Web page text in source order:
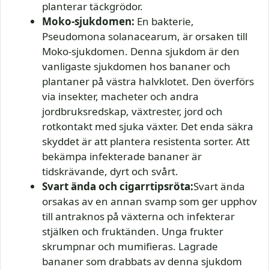
planterar täckgrödor.
Moko-sjukdomen: En bakterie,
Pseudomona solanacearum, är orsaken till
Moko-sjukdomen. Denna sjukdom är den
vanligaste sjukdomen hos bananer och
plantaner på västra halvklotet. Den överförs
via insekter, macheter och andra
jordbruksredskap, växtrester, jord och
rotkontakt med sjuka växter. Det enda säkra
skyddet är att plantera resistenta sorter. Att
bekämpa infekterade bananer är
tidskrävande, dyrt och svårt.
Svart ända och cigarrtipsröta:Svart ända
orsakas av en annan svamp som ger upphov
till antraknos på växterna och infekterar
stjälken och fruktänden. Unga frukter
skrumpnar och mumifieras. Lagrade
bananer som drabbats av denna sjukdom